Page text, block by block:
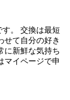
。 交換は最短
せて自分の好き
に新鮮な気持ち
マイページで申